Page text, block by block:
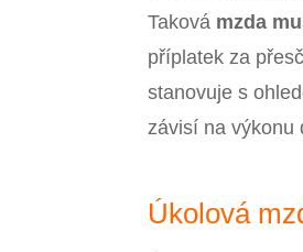
Taková mzda
příplatek za
stanovuje s
závisí na výkonu
Úkolová